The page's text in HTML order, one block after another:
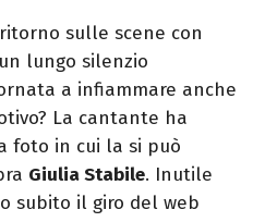
sulle scene con
lungo silenzio
a infiammare anche
La cantante ha
foto in cui la si può
Giulia Stabile. Inutile
subito il giro del web